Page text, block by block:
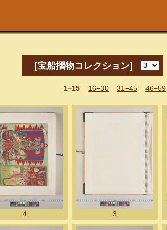
[宝船摺物コレクション]
1−15 16−30 31−45 46−59
4 3